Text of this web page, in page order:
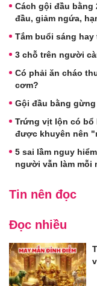
Cách gội đầu
đầu, giảm ngứa,
Tắm buổi sáng
3 chỗ trên người
Có phải ăn cháo
cơm?
Gội đầu bằng
Trứng vịt lộn có
được khuyên nên
5 sai lầm nguy
người vẫn làm mỗi
Tin nên đọc
Đọc nhiều